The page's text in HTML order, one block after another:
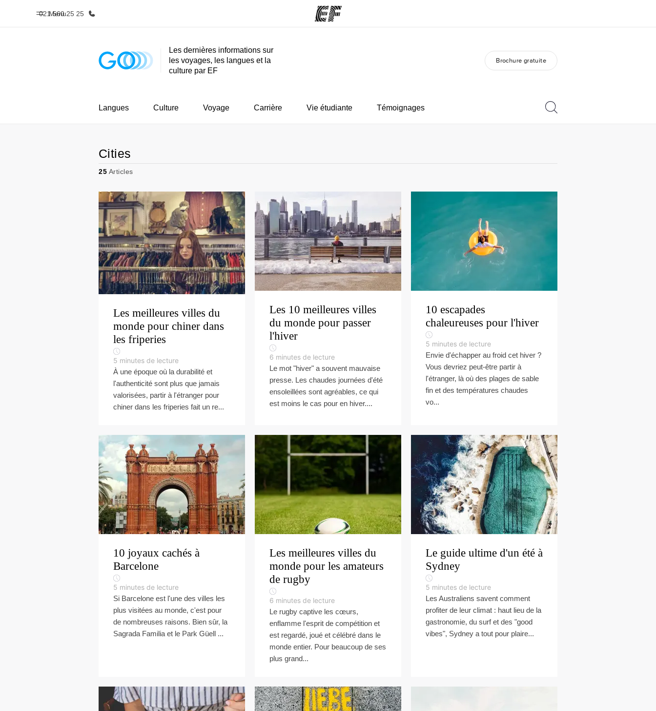
Menu
021 560 25 25
Accueil Programmes
Nos offres
EF recrute
Les dernières informations sur
les voyages, les langues et la
culture par EF
Brochure gratuite
Langues Culture Voyage Carrière Vie étudiante Témoignages
Cities
25 Articles
Les meilleures villes du
monde pour chiner dans
les friperies
5 minutes de lecture
À une époque où la durabilité et
l'authenticité sont plus que jamais
valorisées, partir à l'étranger pour
chiner dans les friperies fait un re...
Les 10 meilleures villes
du monde pour passer
l'hiver
6 minutes de lecture
Le mot "hiver" a souvent mauvaise
presse. Les chaudes journées d'été
ensoleillées sont agréables, ce qui
est moins le cas pour en hiver....
10 escapades
chaleureuses pour l'hiver
5 minutes de lecture
Envie d'échapper au froid cet hiver ?
Vous devriez peut-être partir à
l'étranger, là où des plages de sable
fin et des températures chaudes
vo...
10 joyaux cachés à
Barcelone
5 minutes de lecture
Si Barcelone est l'une des villes les
plus visitées au monde, c'est pour
de nombreuses raisons. Bien sûr, la
Sagrada Familia et le Park Güell ...
Les meilleures villes du
monde pour les amateurs
de rugby
6 minutes de lecture
Le rugby captive les cœurs,
enflamme l'esprit de compétition et
est regardé, joué et célébré dans le
monde entier. Pour beaucoup de ses
plus grand...
Le guide ultime d'un été à
Sydney
5 minutes de lecture
Les Australiens savent comment
profiter de leur climat : haut lieu de la
gastronomie, du surf et des "good
vibes", Sydney a tout pour plaire...